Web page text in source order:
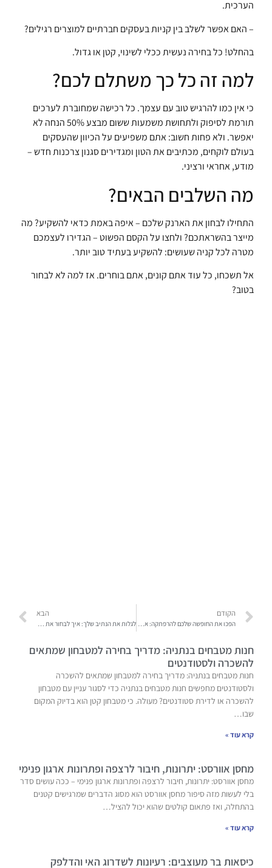
הערכית.
– האם אפשר לשלב בין קניות בעסקים חברתיים למוצרים רגילים?
בהחלט! כל בחירה נעשית ככלי לשינוי, קטן או גדול.
למה זה כל כך משתלם לכם?
כי אין כמו להרגיש טוב עם עצמך. כל רכישה שמחוברת לערכים
תורמת לסיפוק ולתחושת משמעות ששום מבצע 50% הנחה לא
יאפשר. ולא פחות חשוב: אתם משפיעים על הכיוון שהעסקים
בעולם לוקחים, מכתיבים את הטון ומגדירים סגנון צרכנות חדש –
מודע, אחראי ורציני.
מה השלבים הבאים?
התחילו לבחון את הארנק שלכם – איפה באמת כדאי להשקיע? מה
מייצר בהשראתכם? ולחצו על הקסם הפשוט – הגדירו לעצמכם
מטרה לכל קניה שעושים: להשקיע בעתיד טוב יותר.
אל תשכחו, כל עוד אתם קונים, אתם בוחרים. אז למה לא לבחור
בטוב?
הקודם
הפכו את החופשה שלכם להרפתקה: אטרקציות ימיות ויבשתיות בים המלח
הבא
לגלות את הנתיב שלך: איך לבחור את מסלול הקריירה הנכון עבורך
חנות מטבחים בנתניה: מדריך בחירה למטבחון שמתאים
להשכרה ולסטודנטים
חנות מטבחים בנתניה: מדריך בחירה למטבחון שמתאים להשכרה
ולסטודנטים מחפשים חנות מטבחים בנתניה כדי לסגור עניין עם מטבחון
להשכרה או לדירת סטודנטים? מעולה. כי מטבחון קטן הוא בדיוק המקום
שבו…
קרא עוד »
מחסן אוורסט: יתרונות, חיבור לרצפה ופתרונות ארגון פנימי
מחסן אוורסט: יתרונות, חיבור לרצפה ופתרונות ארגון פנימי – ככה עושים סדר
בלי לעשות מזה סיפור מחסן אוורסט הוא מסוג הדברים שמרגישים קטנים
בהתחלה, ואז פתאום קולטים שהוא יכול להציל…
קרא עוד »
כיסאות בר מעוצבים: רעיונות לשדרוג האי והדלפק